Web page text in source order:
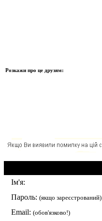
Розкажи про це друзям:
Ім'я:
Пароль: (якщо зареєстрований)
Email: (обов'язково!)